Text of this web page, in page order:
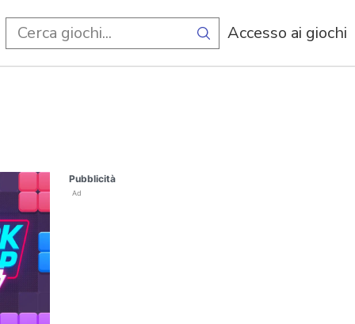
Accesso ai giochi
Pubblicità
Ad